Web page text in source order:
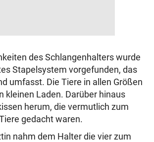
des Schlangenhalters wurde
Stapelsystem vorgefunden, das
umfasst. Die Tiere in allen Größen
kleinen Laden. Darüber hinaus
herum, die vermutlich zum
gedacht waren.
nahm dem Halter die vier zum